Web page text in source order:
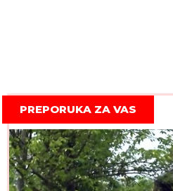
PREPORUKA ZA VAS